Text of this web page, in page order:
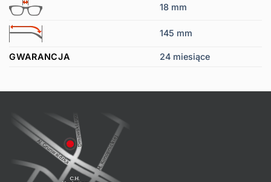
18 mm
145 mm
GWARANCJA 24 miesiące